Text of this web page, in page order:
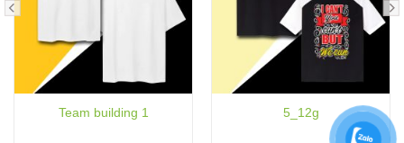
Team building 1 5_12g